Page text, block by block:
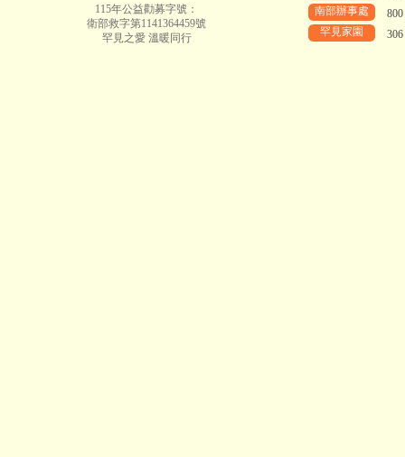
115年公益勸募字號：
衛部救字第1141364459號
罕見之愛 溫暖同行
南部辦事處
罕見家園